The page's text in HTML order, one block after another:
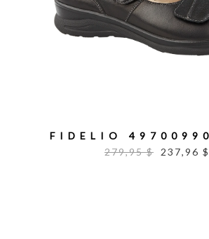
FIDELIO
279,95 $
237,96 $